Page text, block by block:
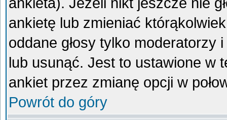
ankietę lub zmieniać
oddane głosy tylko moderatorzy
lub usunąć. Jest to ustawione w
ankiet przez zmianę opcji w
Powrót do góry